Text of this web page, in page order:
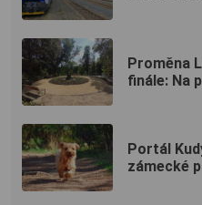
Proměna
finále: Na
Portál
zámecké